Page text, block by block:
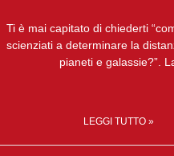
Ti è mai capitato di chiederti
scienziati a determinare la
pianeti e galassie?”.
LEGGI TUTTO »